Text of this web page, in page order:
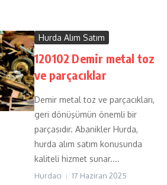
Hurda Alım Satım
120102 Demir metal toz
ve parçacıklar
Demir metal toz ve parçacıkları,
geri dönüşümün önemli bir
parçasıdır. Abanikler Hurda,
hurda alım satım konusunda
kaliteli hizmet sunar....
Hurdacı 17 Haziran 2025